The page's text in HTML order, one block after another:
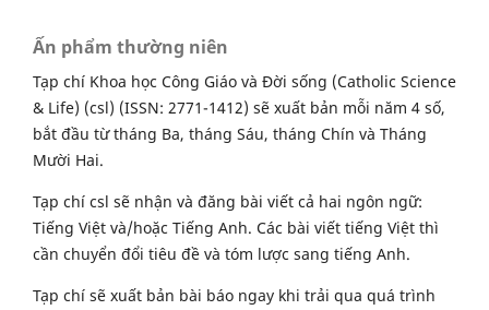
Ấn phẩm thường niên
Tạp chí Khoa học Công Giáo và Đời sống (Catholic Science
& Life) (csl) (ISSN: 2771-1412) sẽ xuất bản mỗi năm 4 số,
bắt đầu từ tháng Ba, tháng Sáu, tháng Chín và Tháng
Mười Hai.
Tạp chí csl sẽ nhận và đăng bài viết cả hai ngôn ngữ:
Tiếng Việt và/hoặc Tiếng Anh. Các bài viết tiếng Việt thì
cần chuyển đổi tiêu đề và tóm lược sang tiếng Anh.
Tạp chí sẽ xuất bản bài báo ngay khi trải qua quá trình